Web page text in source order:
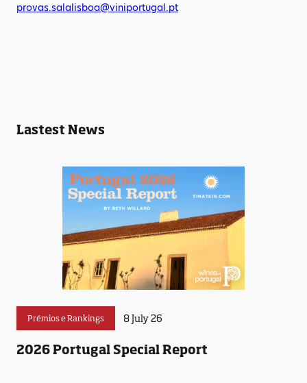
provas.salalisboa@viniportugal.pt
Lastest News
Prémios e Rankings 8 July 26
2026 Portugal Special Report